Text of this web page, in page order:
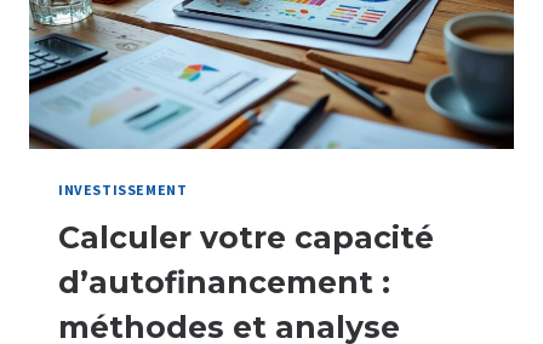
INVESTISSEMENT
Calculer votre capacité
d’autofinancement :
méthodes et analyse